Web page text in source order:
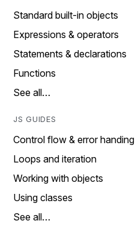
Standard built-in objects
Expressions & operators
Statements & declarations
Functions
See all…
JS GUIDES
Control flow & error handing
Loops and iteration
Working with objects
Using classes
See all…